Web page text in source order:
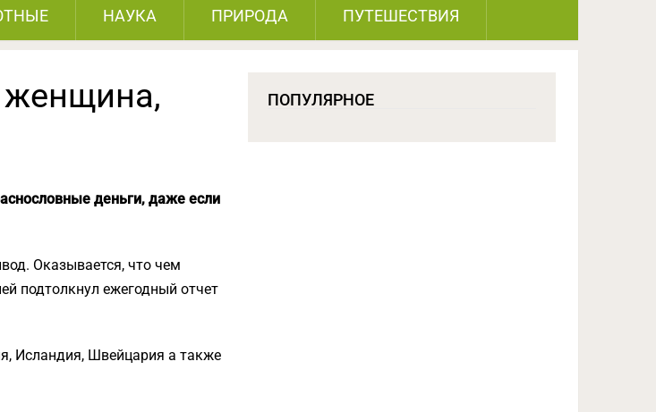
НАУКА ПРИРОДА ПУТЕШЕСТВИЯ
женщина,
деньги, даже если
Оказывается, что чем
подтолкнул ежегодный отчет
Исландия, Швейцария а также
ПОПУЛЯРНОЕ